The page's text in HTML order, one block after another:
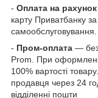
- Оплата на
карту Приватбанку
самообслуговування.
- Пром-оплата —
Prom. При
100% вартості
продавця через 24
відділенні пошти